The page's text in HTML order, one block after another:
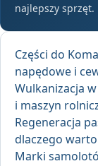
najlepszy sprzęt.
Części do
napędowe i
Wulkanizacja
i maszyn
Regeneracja
dlaczego warto
Marki